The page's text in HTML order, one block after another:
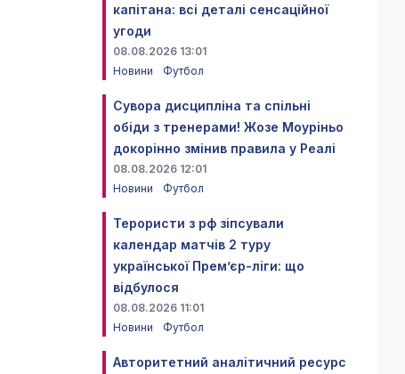
капітана: всі деталі сенсаційної
угоди
08.08.2026 13:01
Новини
Футбол
Сувора дисципліна та спільні
обіди з тренерами! Жозе Моуріньо
докорінно змінив правила у Реалі
08.08.2026 12:01
Новини
Футбол
Терористи з рф зіпсували
календар матчів 2 туру
української Прем’єр-ліги: що
відбулося
08.08.2026 11:01
Новини
Футбол
Авторитетний аналітичний ресурс